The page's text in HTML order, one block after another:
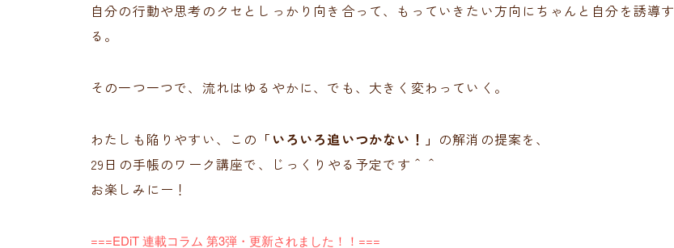
自分の行動や思考のクセとしっかり向き合って、もっていきたい方向にちゃんと自分を誘導す
る。
その一つ一つで、流れはゆるやかに、でも、大きく変わっていく。
わたしも陥りやすい、この 「いろいろ追いつかない！」 の解消の提案を、
29日の手帳のワーク講座で、じっくりやる予定です＾＾
お楽しみにー！
===EDiT 連載コラム 第3弾・更新されました！！===